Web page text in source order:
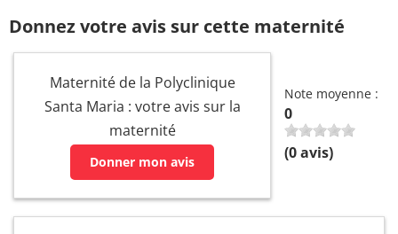
Donnez votre avis sur cette maternité
Maternité de la Polyclinique
Santa Maria : votre avis sur la
maternité
Donner mon avis
Note moyenne :
0
(0avis)